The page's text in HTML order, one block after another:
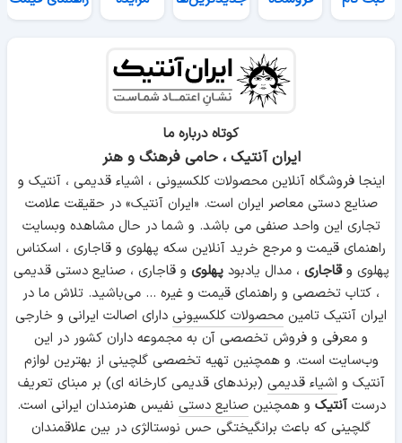
کوتاه درباره ما
ایران آنتیک ، حامی فرهنگ و هنر
اینجا فروشگاه آنلاین محصولات کلکسیونی ، اشیاء قدیمی ، آنتیک و
صنایع دستی معاصر ایران است. «ایران آنتیک» در حقیقت علامت
تجاری این واحد صنفی می باشد. و شما در حال مشاهده وبسایت
راهنمای قیمت و مرجع خرید آنلاین سکه پهلوی و قاجاری ، اسکناس
پهلوی وقاجاری ، مدال یادبودپهلوی و قاجاری ، صنایع دستی قدیمی
، کتاب تخصصی و راهنمای قیمت و غیره ... می‌باشید. تلاش ما در
ایران آنتیک تامین محصولات کلکسیونی دارای اصالت ایرانی و خارجی
و معرفی و فروش تخصصی آن به مجموعه داران کشور در این
وب‌سایت است. و همچنین تهیه تخصصی گلچینی از بهترین لوازم
آنتیک و اشیاء قدیمی (برندهای قدیمی کارخانه ای) بر مبنای تعریف
درستآنتیک و همچنینصنایع دستی نفیس هنرمندان ایرانی است.
گلچینی که باعث برانگیختگی حس نوستالژی در بین علاقمندان